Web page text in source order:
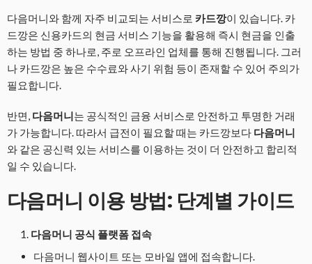
다음머니와 함께 자주 비교되는 서비스로 카드깡이 있습니다. 카
드깡은 신용카드의 현금 서비스 기능을 활용해 즉시 현금을 인출
하는 방법 중 하나로, 주로 오프라인 업체를 통해 진행됩니다. 그러
나 카드깡은 높은 수수료와 사기 위험 등이 존재할 수 있어 주의가
필요합니다.
반면, 다음머니는 공식적인 금융 서비스로 안전하고 투명한 거래
가 가능합니다. 따라서 급전이 필요할 때는 카드깡보다 다음머니
와 같은 공신력 있는 서비스를 이용하는 것이 더 안전하고 합리적
일 수 있습니다.
다음머니 이용 방법: 단계별 가이드
다음머니 공식 플랫폼 접속
다음머니 웹사이트 또는 모바일 앱에 접속합니다.